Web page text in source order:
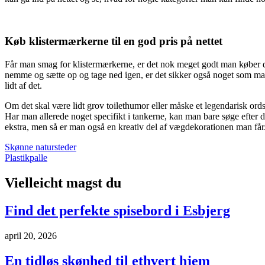
Køb klistermærkerne til en god pris på nettet
Får man smag for klistermærkerne, er det nok meget godt man
nemme og sætte op og tage ned igen, er det sikker også noget som
lidt af det.
Om det skal være lidt grov toilethumor eller måske et legendarisk
Har man allerede noget specifikt i tankerne, kan man bare søge
ekstra, men så er man også en kreativ del af vægdekorationen man
Indlægsnavigation
Skønne natursteder
Plastikpalle
Vielleicht magst du
Find det perfekte spisebord i Esbjerg
april 20, 2026
En tidløs skønhed til ethvert hjem